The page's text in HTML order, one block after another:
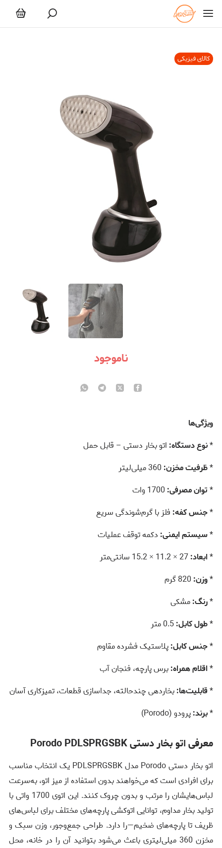
کالای فیزیکی
ناموجود
ویژگی‌ها
*نوع دستگاه: اتو بخار دستی – قابل حمل
*ظرفیت مخزن:
*توان مصرفی:
*جنس کفه: فلز با گرم‌شوندگی سریع
*سیستم ایمنی: دکمه توقف عملیات
*ابعاد:
*وزن:
*رنگ:مشکی
*طول کابل:
*جنس کابل:پلاستیک فشرده مقاوم
*اقلام همراه:برس پارچه، فنجان آب
*قابلیت‌ها:بخاردهی چندحالته، جداسازی قطعات، تمیزکاری آسان
*برند:پرودو (Porodo)
معرفی اتو بخار دستی Porodo PDLSPRGSBK
اتو بخار دستی Porodo مدل PDLSPRGSBK یک انتخاب مناسب
برای افرادی است که می‌خواهند بدون استفاده از میز اتو، به‌سرعت
لباس‌هایشان را مرتب و بدون چروک کنند. این اتوی 1700 واتی با
تولید بخار مداوم، توانایی اتوکشی پارچه‌های مختلف برای لباس‌های
ظریف تا پارچه‌های ضخیم—را دارد. طراحی جمع‌وجور، وزن سبک و
مخزن 360 میلی‌لیتری باعث می‌شود بتوانید آن را در خانه، محل